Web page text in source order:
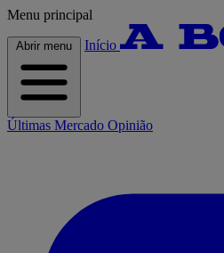
Menu principal
Abrir menu Início
Últimas Mercado Opinião